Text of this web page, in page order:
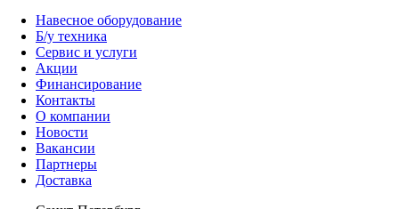
Навесное оборудование
Б/у техника
Сервис и услуги
Акции
Финансирование
Контакты
О компании
Новости
Вакансии
Партнеры
Доставка